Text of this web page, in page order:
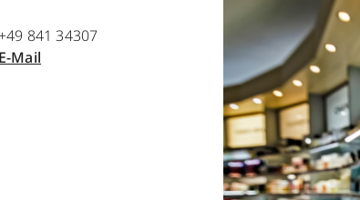
841 34307
E-Mail